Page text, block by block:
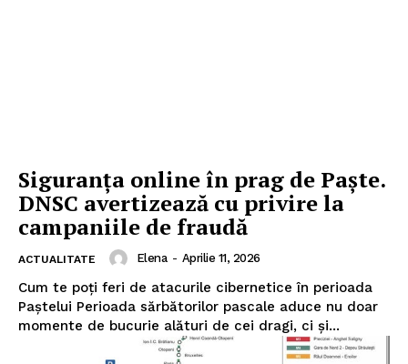
Siguranța online în prag de Paște.
DNSC avertizează cu privire la
campaniile de fraudă
ACTUALITATE Elena - Aprilie 11, 2026
Cum te poți feri de atacurile cibernetice în perioada
Paștelui Perioada sărbătorilor pascale aduce nu doar
momente de bucurie alături de cei dragi, ci și...